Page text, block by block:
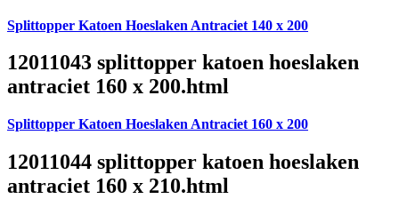
Splittopper Katoen Hoeslaken Antraciet 140 x 200
12011043 splittopper katoen hoeslaken
antraciet 160 x 200.html
Splittopper Katoen Hoeslaken Antraciet 160 x 200
12011044 splittopper katoen hoeslaken
antraciet 160 x 210.html